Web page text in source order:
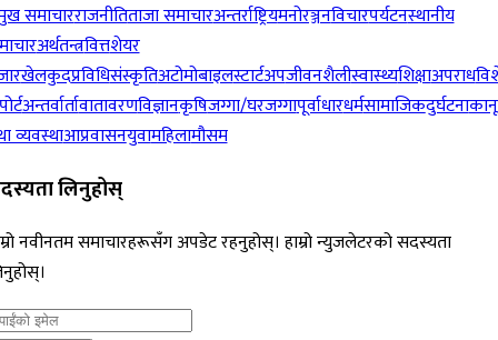
समाचारराजनीतिताजा समाचारअन्तर्राष्ट्रियमनोरञ्जनविचारपर्यटनस्थानीय
अर्थतन्त्रवित्तशेयर
खेलकुदप्रविधिसंस्कृतिअटोमोबाइलस्टार्टअपजीवनशैलीस्वास्थ्यशिक्षाअपराध
अन्तर्वार्तावातावरणविज्ञानकृषिजग्गा/घरजग्गापूर्वाधारधर्मसामाजिकदुर्घटना
व्यवस्थाआप्रवासनयुवामहिलामौसम
लिनुहोस्
नवीनतम समाचारहरूसँग अपडेट रहनुहोस्। हाम्रो न्युजलेटरको सदस्यता